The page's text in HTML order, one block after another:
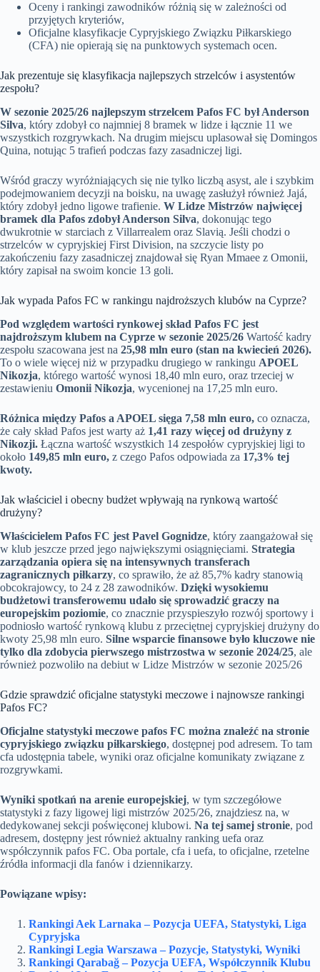
Oceny i rankingi zawodników różnią się w zależności od
przyjętych kryteriów,
Oficjalne klasyfikacje Cypryjskiego Związku Piłkarskiego
(CFA) nie opierają się na punktowych systemach ocen.
Jak prezentuje się klasyfikacja najlepszych strzelców i asystentów
zespołu?
W sezonie 2025/26 najlepszym strzelcem Pafos FC był Anderson
Silva, który zdobył co najmniej 8 bramek w lidze i łącznie 11 we
wszystkich rozgrywkach. Na drugim miejscu uplasował się Domingos
Quina, notując 5 trafień podczas fazy zasadniczej ligi.
Wśród graczy wyróżniających się nie tylko liczbą asyst, ale i szybkim
podejmowaniem decyzji na boisku, na uwagę zasłużył również Jajá,
który zdobył jedno ligowe trafienie. W Lidze Mistrzów najwięcej
bramek dla Pafos zdobył Anderson Silva, dokonując tego
dwukrotnie w starciach z Villarrealem oraz Slavią. Jeśli chodzi o
strzelców w cypryjskiej First Division, na szczycie listy po
zakończeniu fazy zasadniczej znajdował się Ryan Mmaee z Omonii,
który zapisał na swoim koncie 13 goli.
Jak wypada Pafos FC w rankingu najdroższych klubów na Cyprze?
Pod względem wartości rynkowej skład Pafos FC jest
najdroższym klubem na Cyprze w sezonie 2025/26 Wartość kadry
zespołu szacowana jest na 25,98 mln euro (stan na kwiecień 2026).
To o wiele więcej niż w przypadku drugiego w rankingu APOEL
Nikozja, którego wartość wynosi 18,40 mln euro, oraz trzeciej w
zestawieniu Omonii Nikozja, wycenionej na 17,25 mln euro.
Różnica między Pafos a APOEL sięga 7,58 mln euro, co oznacza,
że cały skład Pafos jest warty aż 1,41 razy więcej od drużyny z
Nikozji. Łączna wartość wszystkich 14 zespołów cypryjskiej ligi to
około 149,85 mln euro, z czego Pafos odpowiada za 17,3% tej
kwoty.
Jak właściciel i obecny budżet wpływają na rynkową wartość
drużyny?
Właścicielem Pafos FC jest Pavel Gognidze, który zaangażował się
w klub jeszcze przed jego największymi osiągnięciami. Strategia
zarządzania opiera się na intensywnych transferach
zagranicznych piłkarzy, co sprawiło, że aż 85,7% kadry stanowią
obcokrajowcy, to 24 z 28 zawodników. Dzięki wysokiemu
budżetowi transferowemu udało się sprowadzić graczy na
europejskim poziomie, co znacznie przyspieszyło rozwój sportowy i
podniosło wartość rynkową klubu z przeciętnej cypryjskiej drużyny do
kwoty 25,98 mln euro. Silne wsparcie finansowe było kluczowe nie
tylko dla zdobycia pierwszego mistrzostwa w sezonie 2024/25, ale
również pozwoliło na debiut w Lidze Mistrzów w sezonie 2025/26
Gdzie sprawdzić oficjalne statystyki meczowe i najnowsze rankingi
Pafos FC?
Oficjalne statystyki meczowe pafos FC można znaleźć na stronie
cypryjskiego związku piłkarskiego, dostępnej pod adresem. To tam
cfa udostępnia tabele, wyniki oraz oficjalne komunikaty związane z
rozgrywkami.
Wyniki spotkań na arenie europejskiej, w tym szczegółowe
statystyki z fazy ligowej ligi mistrzów 2025/26, znajdziesz na, w
dedykowanej sekcji poświęconej klubowi. Na tej samej stronie, pod
adresem, dostępny jest również aktualny ranking uefa oraz
współczynnik pafos FC. Oba portale, cfa i uefa, to oficjalne, rzetelne
źródła informacji dla fanów i dziennikarzy.
Powiązane wpisy:
Rankingi Aek Larnaka – Pozycja UEFA, Statystyki, Liga
Cypryjska
Rankingi Legia Warszawa – Pozycje, Statystyki, Wyniki
Rankingi Qarabağ – Pozycja UEFA, Współczynnik Klubu